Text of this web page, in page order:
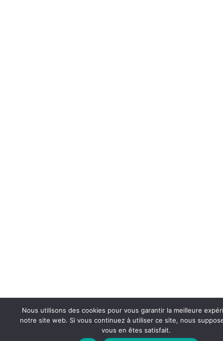
Nous utilisons des cookies pour vous garantir la meilleure
notre site web. Si vous continuez à utiliser ce site, nous
vous en êtes satisfait.